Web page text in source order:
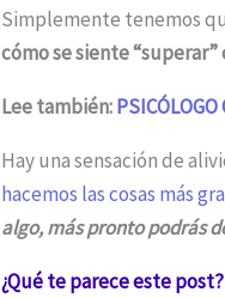
Simplemente tenemos
cómo se siente “superar”
Lee también:
Hay una sensación de
hacemos las cosas más
algo, más pronto podrás
¿Qué te parece este